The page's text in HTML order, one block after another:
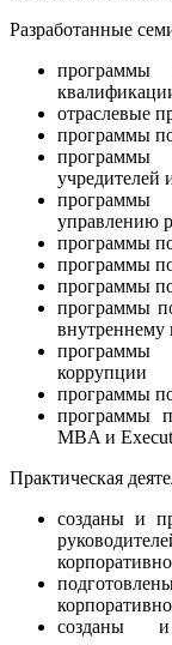
Разработанные
программы
отраслевые
программы
учредителей
программы
управлению
программы
программы
программы
программы
внутреннему
коррупции
программы
программы
MBA и
Практическая
созданы и
созданы